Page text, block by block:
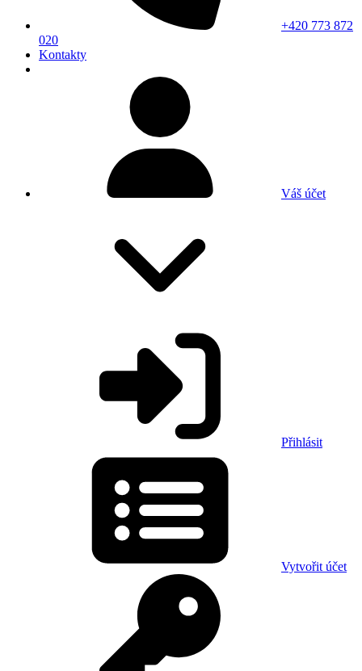
+420 773 872
020
Kontakty
Váš účet
Přihlásit
Vytvořit účet